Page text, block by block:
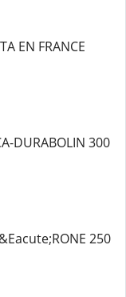
EN FRANCE
DURABOLIN 300
250